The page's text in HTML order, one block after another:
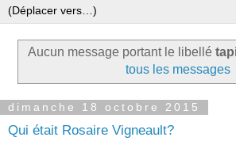
Aucun message portant le libellé
tous les messages
dimanche 18 octobre 2015
Qui était Rosaire Vigneault?